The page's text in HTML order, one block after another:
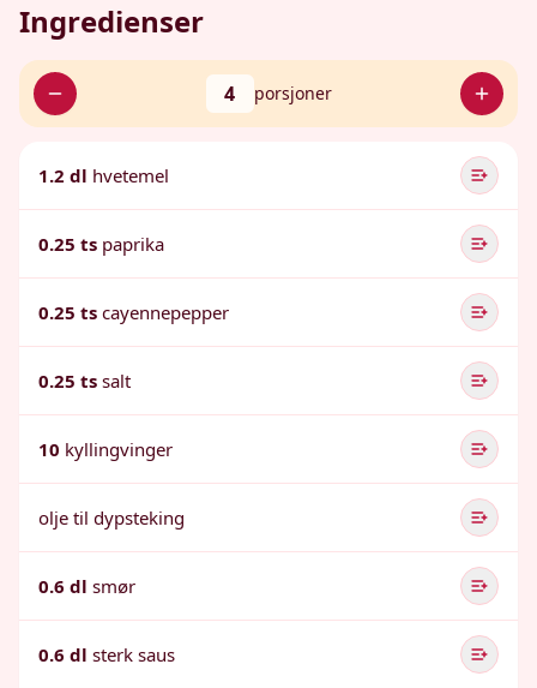
Ingredienser
4 porsjoner
1.2 dl hvetemel
0.25 ts paprika
0.25 ts cayennepepper
0.25 ts salt
10 kyllingvinger
olje til dypsteking
0.6 dl smør
0.6 dl sterk saus